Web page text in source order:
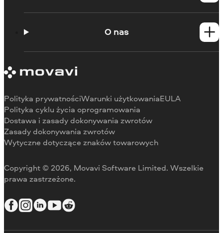
Portal edukacyjny
Ograniczenia wersji próbnej
Zwrot środków
O nas
Referencje
Dlaczego warto wybrać nas
Do pracy
Copyright © 2026, Movavi Software Limited. Wszelkie
prawa zastrzeżone.
Polityka prywatnościWarunki użytkowaniaEULA
Polityka cyklu życia oprogramowania
Dostawa i zasady dokonywania zwrotów
Zasady dokonywania zwrotów
Wytyczne dotyczące znaków towarowych